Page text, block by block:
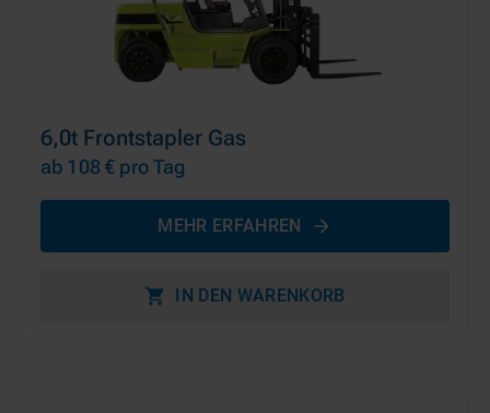
6,0t Frontstapler Gas
ab 108 € pro Tag
MEHR ERFAHREN
IN DEN WARENKORB